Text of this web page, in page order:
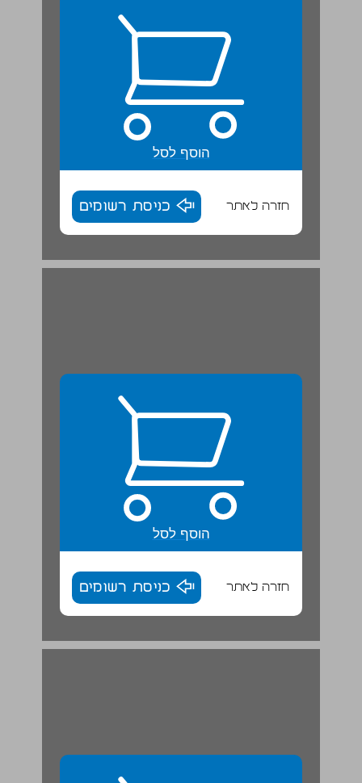
הוסף לסל
חזרה לאתר כניסת רשומים
הוסף לסל
חזרה לאתר כניסת רשומים